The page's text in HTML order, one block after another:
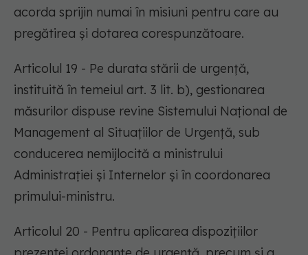
acorda sprijin numai în misiuni pentru care au
pregătirea și dotarea corespunzătoare.
Articolul 19 - Pe durata stării de urgență,
instituită în temeiul art. 3 lit. b), gestionarea
măsurilor dispuse revine Sistemului Național de
Management al Situațiilor de Urgență, sub
conducerea nemijlocită a ministrului
Administrației și Internelor și în coordonarea
primului-ministru.
Articolul 20 - Pentru aplicarea dispozițiilor